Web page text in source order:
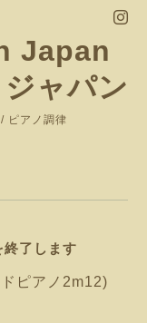
Japan
ャパン
ピアノ調律
了します
ピアノ2m12)